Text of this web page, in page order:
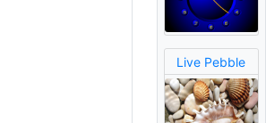
Live Pebble